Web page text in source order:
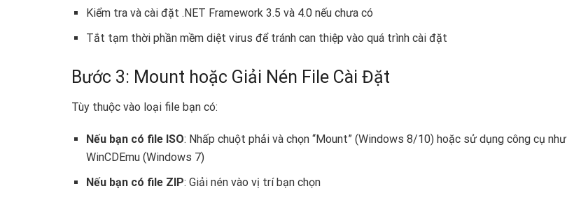
Kiểm tra và cài đặt .NET Framework 3.5 và 4.0 nếu chưa có
Tắt tạm thời phần mềm diệt virus để tránh can thiệp vào quá trình cài đặt
Bước 3: Mount hoặc Giải Nén File Cài Đặt
Tùy thuộc vào loại file bạn có:
Nếu bạn có file ISO: Nhấp chuột phải và chọn “Mount” (Windows 8/10) hoặc sử dụng công cụ như
WinCDEmu (Windows 7)
Nếu bạn có file ZIP: Giải nén vào vị trí bạn chọn